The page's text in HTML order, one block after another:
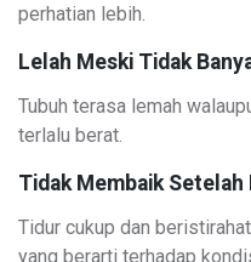
perhatian lebih.
Lelah Meski Tidak
Tubuh terasa lemah
terlalu berat.
Tidak Membaik
Tidur cukup dan
yang berarti terhadap